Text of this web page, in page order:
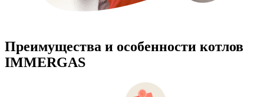
Преимущества и особенности котлов
IMMERGAS